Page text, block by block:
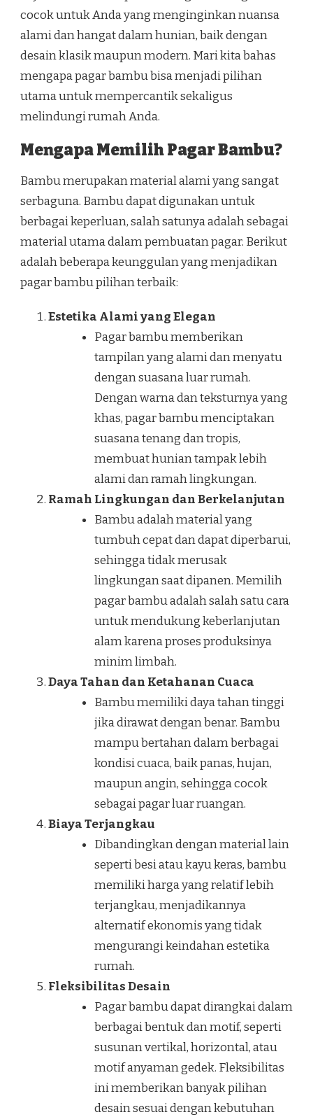
cocok untuk Anda yang menginginkan nuansa
alami dan hangat dalam hunian, baik dengan
desain klasik maupun modern. Mari kita bahas
mengapa pagar bambu bisa menjadi pilihan
utama untuk mempercantik sekaligus
melindungi rumah Anda.
Mengapa Memilih Pagar Bambu?
Bambu merupakan material alami yang sangat
serbaguna. Bambu dapat digunakan untuk
berbagai keperluan, salah satunya adalah sebagai
material utama dalam pembuatan pagar. Berikut
adalah beberapa keunggulan yang menjadikan
pagar bambu pilihan terbaik:
Estetika Alami yang Elegan
Pagar bambu memberikan
tampilan yang alami dan menyatu
dengan suasana luar rumah.
Dengan warna dan teksturnya yang
khas, pagar bambu menciptakan
suasana tenang dan tropis,
membuat hunian tampak lebih
alami dan ramah lingkungan.
Ramah Lingkungan dan Berkelanjutan
Bambu adalah material yang
tumbuh cepat dan dapat diperbarui,
sehingga tidak merusak
lingkungan saat dipanen. Memilih
pagar bambu adalah salah satu cara
untuk mendukung keberlanjutan
alam karena proses produksinya
minim limbah.
Daya Tahan dan Ketahanan Cuaca
Bambu memiliki daya tahan tinggi
jika dirawat dengan benar. Bambu
mampu bertahan dalam berbagai
kondisi cuaca, baik panas, hujan,
maupun angin, sehingga cocok
sebagai pagar luar ruangan.
Biaya Terjangkau
Dibandingkan dengan material lain
seperti besi atau kayu keras, bambu
memiliki harga yang relatif lebih
terjangkau, menjadikannya
alternatif ekonomis yang tidak
mengurangi keindahan estetika
rumah.
Fleksibilitas Desain
Pagar bambu dapat dirangkai dalam
berbagai bentuk dan motif, seperti
susunan vertikal, horizontal, atau
motif anyaman gedek. Fleksibilitas
ini memberikan banyak pilihan
desain sesuai dengan kebutuhan